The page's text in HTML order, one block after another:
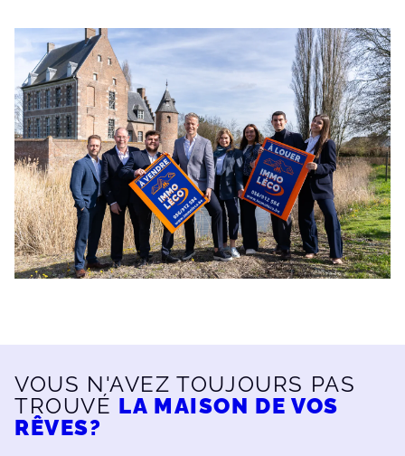
VOUS N'AVEZ TOUJOURS PAS
TROUVÉ LA MAISON DE VOS
RÊVES?